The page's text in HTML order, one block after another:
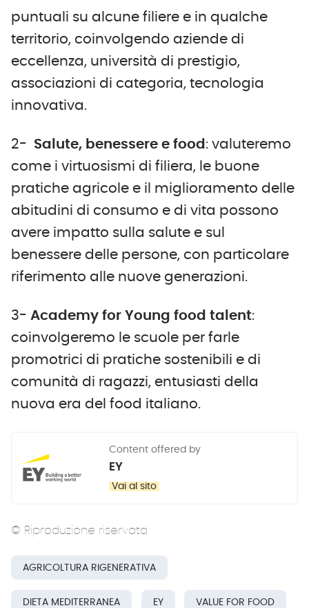
puntuali su alcune filiere e in qualche
territorio, coinvolgendo aziende di
eccellenza, università di prestigio,
associazioni di categoria, tecnologia
innovativa.
2- Salute, benessere e food : valuteremo
come i virtuosismi di filiera, le buone
pratiche agricole e il miglioramento delle
abitudini di consumo e di vita possono
avere impatto sulla salute e sul
benessere delle persone, con particolare
riferimento alle nuove generazioni.
3- Academy for Young food talent:
coinvolgeremo le scuole per farle
promotrici di pratiche sostenibili e di
comunità di ragazzi, entusiasti della
nuova era del food italiano.
Content offered by
EY
Vai al sito
© Riproduzione riservata
AGRICOLTURA RIGENERATIVA
DIETA MEDITERRANEA EY VALUE FOR FOOD